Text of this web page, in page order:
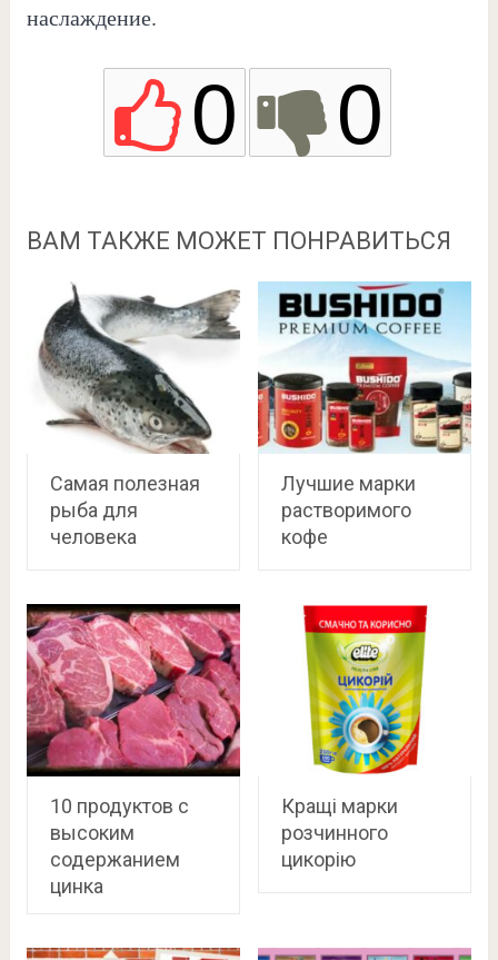
наслаждение.
0 0
ВАМ ТАКЖЕ МОЖЕТ ПОНРАВИТЬСЯ
Самая полезная
рыба для
человека
Лучшие марки
растворимого
кофе
10 продуктов с
высоким
содержанием
цинка
Кращі марки
розчинного
цикорію